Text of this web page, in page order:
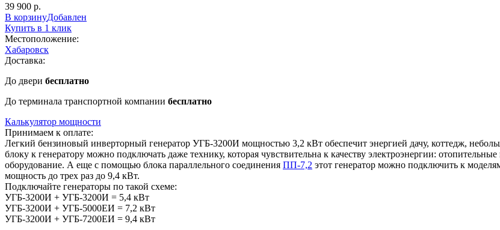
39 900 р.
В корзинуДобавлен
Купить в 1 клик
Местоположение:
Хабаровск
Доставка:
До двери бесплатно
До терминала транспортной компании бесплатно
Калькулятор мощности
Принимаем к оплате:
Легкий бензиновый инверторный генератор УГБ-3200И мощностью 3,2 кВт обеспечит энергией дачу, коттедж,
блоку к генератору можно подключать даже технику, которая чувствительна к качеству электроэнергии:
оборудование. А еще с помощью блока параллельного соединения ПП-7,2 этот генератор можно подключить к
мощность до трех раз до 9,4 кВт.
Подключайте генераторы по такой схеме:
УГБ-3200И + УГБ-3200И = 5,4 кВт
УГБ-3200И + УГБ-5000ЕИ = 7,2 кВт
УГБ-3200И + УГБ-7200ЕИ = 9,4 кВт